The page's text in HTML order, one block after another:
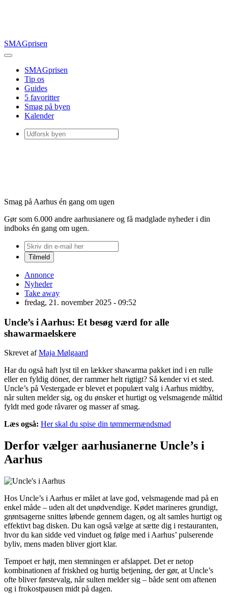
SMAGprisen
SMAGprisen
Tip os
Guides
5 favoritter
Smag på byen
Kalender
Smag på Aarhus én gang om ugen
Gør som 6.000 andre aarhusianere og få madglade nyheder i din
indboks én gang om ugen.
Annonce
Nyheder
Take away
fredag, 21. november 2025 - 09:52
Uncle’s i Aarhus: Et besøg værd for alle
shawarmaelskere
Skrevet afMaja Mølgaard
Har du også haft lyst til en lækker shawarma pakket ind i en rulle
eller en fyldig döner, der rammer helt rigtigt? Så kender vi et sted.
Uncle’s på Vestergade er blevet et populært valg i Aarhus midtby,
når sulten melder sig, og du ønsker et hurtigt og velsmagende måltid
fyldt med gode råvarer og masser af smag.
Læs også: Her skal du spise din tømmermændsmad
Derfor vælger aarhusianerne Uncle’s i
Aarhus
Hos Uncle’s i Aarhus er målet at lave god, velsmagende mad på en
enkel måde – uden alt det unødvendige. Kødet marineres grundigt,
grøntsagerne snittes løbende gennem dagen, og alt samles hurtigt og
effektivt bag disken. Du kan også vælge at sætte dig i restauranten,
hvor du kan sidde ved vinduet og følge med i Aarhus’ pulserende
byliv, mens maden bliver gjort klar.
Tempoet er højt, men stemningen er afslappet. Det er netop
kombinationen af friskhed og hurtig betjening, der gør, at Uncle’s
ofte bliver førstevalg, når sulten melder sig – både sent om aftenen
og i frokostpausen midt på dagen.